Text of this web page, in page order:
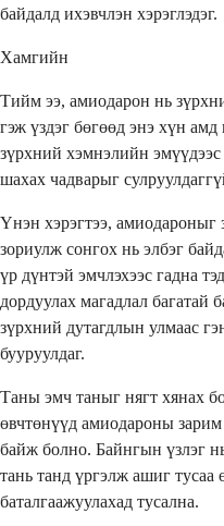
байдалд ихэвчлэн хэрэглэдэг.
Хамгийн
Тийм ээ, амиодарон нь
гэж үздэг бөгөөд энэ хүн
зүрхний хэмнэлийн
шахах чадварыг
Үнэн хэрэгтээ, амиодароныг
зориулж сонгох нь элбэг
үр дүнтэй эмчлэхээс гадна
дордуулах магадлал багатай
зүрхний дутагдлын улмаас
бууруулдаг.
Таны эмч таныг нягт хянах
өвчтөнүүд амиодароны
байж болно. Байнгын үзлэг
тань танд үргэлж ашиг тусаа
баталгаажуулахад тусална.